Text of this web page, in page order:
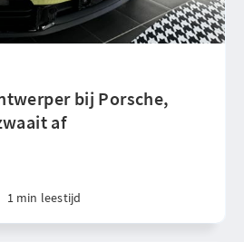
bij Porsche,
af
1 min leestijd